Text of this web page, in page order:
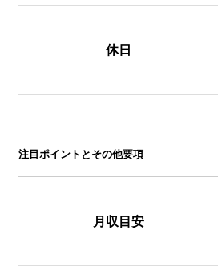
休日
注⽬ポイントとその他要項
月収目安